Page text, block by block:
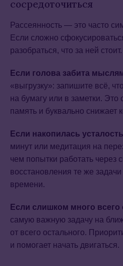
сосредоточиться
Рассеянность — это часто
Если сложно
разобраться, что за ней стоит.
Если голова забита
«выгрузку»: запишите всё,
на бумагу или в заметки.
память и буквально снижает
Если накопилась усталость
минут или медитация на
чем попытки работать через
восстановления те же
времени.
Если слишком много всего
самую важную задачу на
от всего остального.
и помогает начать двигаться.